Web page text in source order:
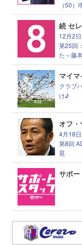
（50）
続 セ
12月2日
第25回
た～藤
マイ
クラブ
け♪
オフ
4月18日
第8回
晃
サポ